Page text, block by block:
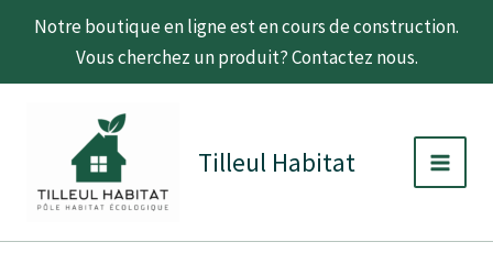
Notre boutique en ligne est en cours de construction.
Vous cherchez un produit? Contactez nous.
Aller
Tilleul Habitat
ib